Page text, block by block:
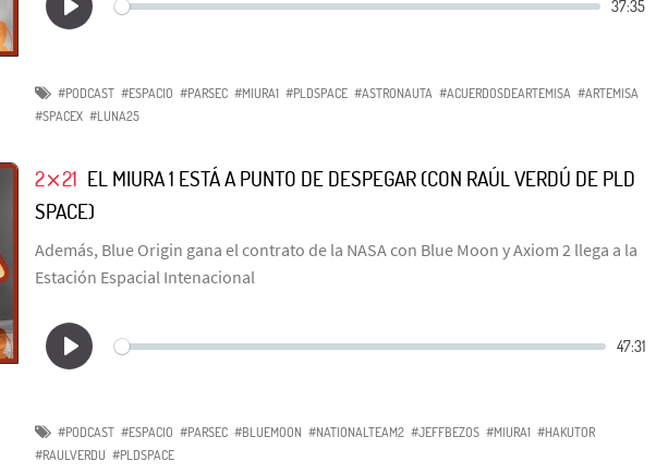
#PODCAST #ESPACIO #PARSEC #MIURA1 #PLDSPACE #ASTRONAUTA #ACUERDOSDEARTEMISA #ARTEMISA
#SPACEX #LUNA25
2⨯21 EL MIURA 1 ESTÁ A PUNTO DE DESPEGAR (CON RAÚL VERDÚ DE PLD
SPACE)
Además, Blue Origin gana el contrato de la NASA con Blue Moon y Axiom 2 llega a la
Estación Espacial Intenacional
#PODCAST #ESPACIO #PARSEC #BLUEMOON #NATIONALTEAM2 #JEFFBEZOS #MIURA1 #HAKUTOR
#RAULVERDU #PLDSPACE